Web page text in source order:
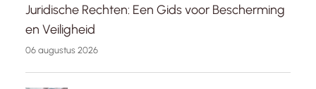
Juridische Rechten: Een Gids voor Bescherming
en Veiligheid
06 augustus 2026